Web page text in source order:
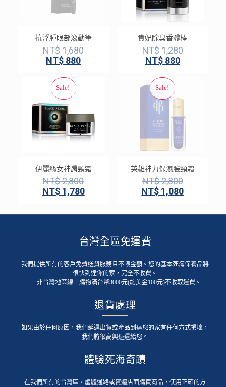
抗浮腫眼部滾動筆
NT$1,680
NT$ 880
貴妃除臭香體棒
NT$1,280
NT$880
伊麗絲女神肩頸霜
NT$2,800
NT$1,780
英雄神力保濕臉頸霜
NT$2,800
NT$ 1,080
台灣全區免運費
我們提供所有的客戶免費送貨服務且不限金額。您的基本死海保養品將
很快到達你的家，完全不收費。
非台灣地區線上購物滿台幣3000元(約美金100元)不收取運費。
退貨處理
如果由於任何原因，我們延遲出貨或產品到達您的家有任何方式損壞，
我們將很高興退還給您。
體驗死海奇蹟
在我們所有的台灣區，虛體通路或實體店面購買商品，使用正確的方